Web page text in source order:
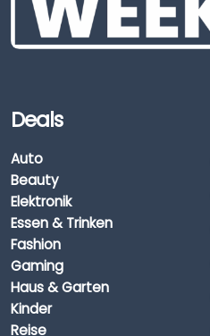
Deals
Auto
Beauty
Elektronik
Essen & Trinken
Fashion
Gaming
Haus & Garten
Kinder
Reise